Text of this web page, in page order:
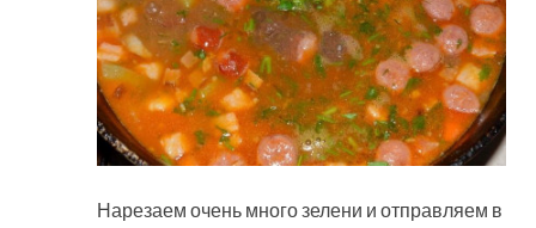
Нарезаем очень много зелени и отправляем в